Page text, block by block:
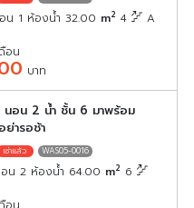
น 1 ห้องน้ำ 32.00 m2 4 A
อน
บาท
นอน 2 น้ำ ชั้น 6 มาพร้อม
ารอช้า
WAS05-0016
น 2 ห้องน้ำ 64.00 m2 6